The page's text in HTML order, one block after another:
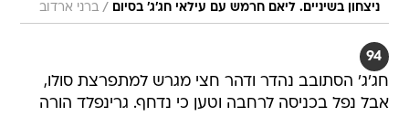
ניצחון בשיניים. ליאם חרמש עם עילאי חג'ג' בסיום / ברני ארדוב
94
חג'ג' הסתובב נהדר ודהר חצי מגרש למתפרצת סולו,
אבל נפל בכניסה לרחבה וטען כי נדחף. גרינפלד הורה